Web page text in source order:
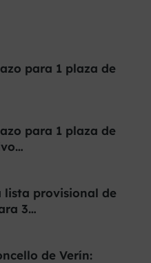
para 1 plaza de
para 1 plaza de
lista provisional de
3…
de Verín: